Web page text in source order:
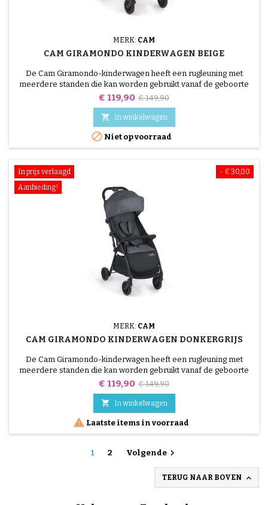
MERK: CAM
CAM GIRAMONDO KINDERWAGEN BEIGE
De Cam Giramondo-kinderwagen heeft een rugleuning met
meerdere standen die kan worden gebruikt vanaf de geboorte
tot 36 maanden.
Prijs
€ 119,90 Normale
prijs
€ 149,90
 In winkelwagen
 Niet op voorraad
- € 30,00
In prijs verlaagd
Aanbieding!
MERK: CAM
CAM GIRAMONDO KINDERWAGEN DONKERGRIJS
De Cam Giramondo-kinderwagen heeft een rugleuning met
meerdere standen die kan worden gebruikt vanaf de geboorte
tot 36 maanden.
Prijs
€ 119,90 Normale
prijs
€ 149,90
 In winkelwagen
 Laatste items in voorraad
1 2 Volgende
TERUG NAAR BOVEN 